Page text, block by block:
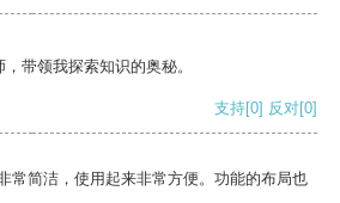
带领我探索知识的奥秘。
支持[0] 反对[0]
常简洁，使用起来非常方便。功能的布局也